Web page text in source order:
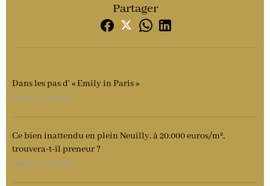
Partager
Dans les pas d' « Emily in Paris »
LIRE LA SUITE
Ce bien inattendu en plein Neuilly, à 20.000 euros/m²,
trouvera-t-il preneur ?
LIRE LA SUITE